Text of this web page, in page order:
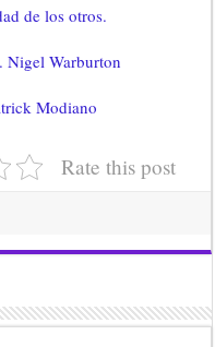
de los otros.
Nigel Warburton
Modiano
Rate this post